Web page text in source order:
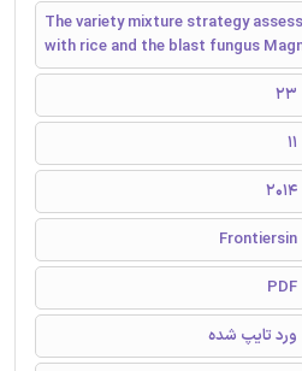
The variety mixture strategy
with rice and the blast fungus
23
11
2014
Frontiersin
PDF
ورد تایپ شده